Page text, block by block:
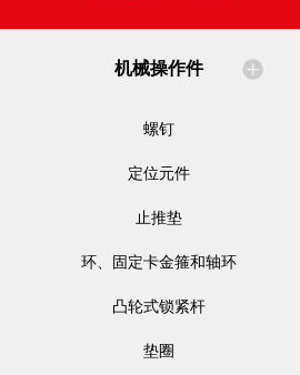
机械操作件
螺钉
定位元件
止推垫
环、固定卡金箍和轴环
凸轮式锁紧杆
垫圈